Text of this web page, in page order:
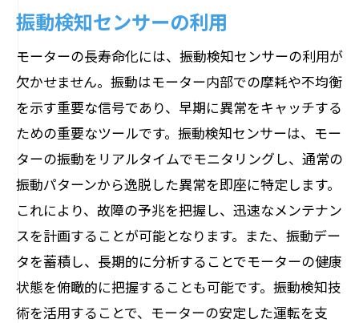
振動検知センサーの利用
モーターの長寿命化には、振動検知センサーの利用が
欠かせません。振動はモーター内部での摩耗や不均衡
を示す重要な信号であり、早期に異常をキャッチする
ための重要なツールです。振動検知センサーは、モー
ターの振動をリアルタイムでモニタリングし、通常の
振動パターンから逸脱した異常を即座に特定します。
これにより、故障の予兆を把握し、迅速なメンテナン
スを計画することが可能となります。また、振動デー
タを蓄積し、長期的に分析することでモーターの健康
状態を俯瞰的に把握することも可能です。振動検知技
術を活用することで、モーターの安定した運転を支